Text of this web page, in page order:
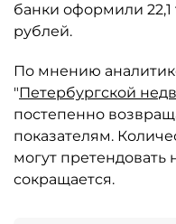
банки оформили 22,1
рублей.
По мнению
"Петербургской
постепенно
показателям.
могут претендовать
сокращается.